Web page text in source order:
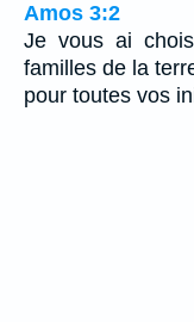
Amos 3:2
Je vous ai
familles de la
pour toutes vos